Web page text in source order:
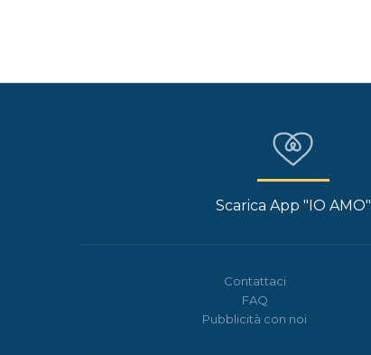
Scarica App "IO AMO"
Contattaci
FAQ
Pubblicità con noi